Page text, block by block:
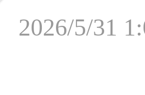
2026/5/31